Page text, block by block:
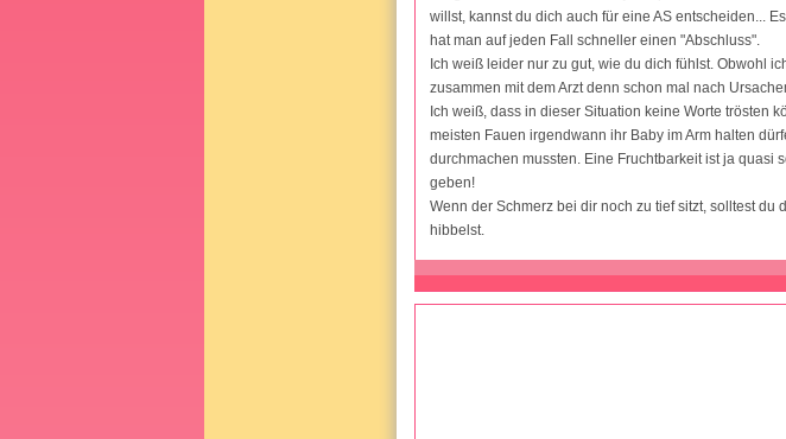
willst, kannst du dich auch für eine AS entscheiden...
hat man auf jeden Fall schneller einen "Abschluss".
Ich weiß leider nur zu gut, wie du dich fühlst. Obwohl
zusammen mit dem Arzt denn schon mal nach
Ich weiß, dass in dieser Situation keine Worte trösten
meisten Fauen irgendwann ihr Baby im Arm halten
durchmachen mussten. Eine Fruchtbarkeit ist ja quasi
geben!
Wenn der Schmerz bei dir noch zu tief sitzt, solltest
hibbelst.